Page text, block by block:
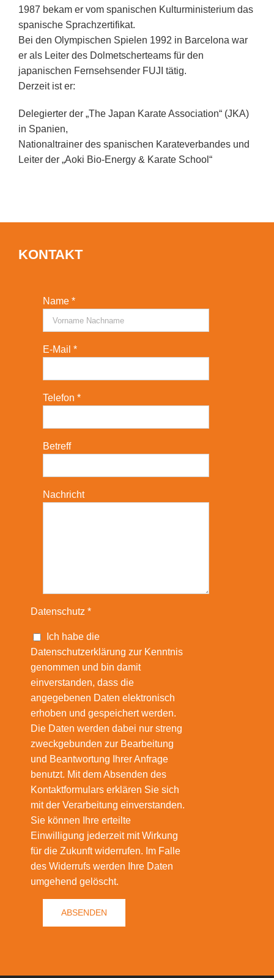
1987 bekam er vom spanischen Kulturministerium das
spanische Sprachzertifikat.
Bei den Olympischen Spielen 1992 in Barcelona war
er als Leiter des Dolmetscherteams für den
japanischen Fernsehsender FUJI tätig.
Derzeit ist er:
Delegierter der „The Japan Karate Association“ (JKA)
in Spanien,
Nationaltrainer des spanischen Karateverbandes und
Leiter der „Aoki Bio-Energy & Karate School“
KONTAKT
Name *
E-Mail *
Telefon *
Betreff
Nachricht
Datenschutz *
Ich habe die
Datenschutzerklärung zur Kenntnis
genommen und bin damit
einverstanden, dass die
angegebenen Daten elektronisch
erhoben und gespeichert werden.
Die Daten werden dabei nur streng
zweckgebunden zur Bearbeitung
und Beantwortung Ihrer Anfrage
benutzt. Mit dem Absenden des
Kontaktformulars erklären Sie sich
mit der Verarbeitung einverstanden.
Sie können Ihre erteilte
Einwilligung jederzeit mit Wirkung
für die Zukunft widerrufen. Im Falle
des Widerrufs werden Ihre Daten
umgehend gelöscht.